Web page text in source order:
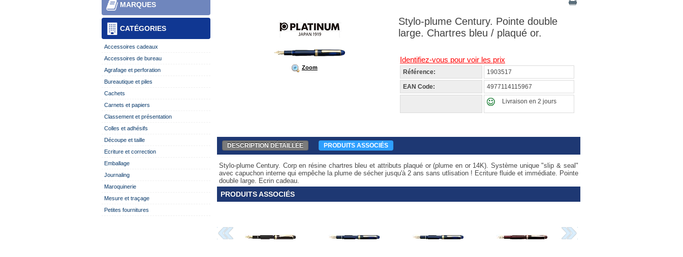
CATÉGORIES
MARQUES
Accessoires cadeaux
Accessoires de bureau
Agrafage et perforation
Bureautique et piles
Cachets
Carnets et papiers
Classement et présentation
Colles et adhésifs
Découpe et taille
Ecriture et correction
Emballage
Journaling
Maroquinerie
Mesure et traçage
Petites fournitures
Zoom
Stylo-plume Century. Pointe double
large. Chartres bleu / plaqué or.
Identifiez-vous pour voir les prix
Référence: 1903517
EAN Code: 4977114115967
Livraison en 2 jours
DESCRIPTION DÉTAILLÉE PRODUITS ASSOCIÉS
Stylo-plume Century. Corp en résine chartres bleu et attributs plaqué or (plume en or 14K). Système unique "slip & seal"
avec capuchon interne qui empêche la plume de sécher jusqu'à 2 ans sans utlisation ! Ecriture fluide et immédiate. Pointe
double large. Ecrin cadeau.
PRODUITS ASSOCIÉS